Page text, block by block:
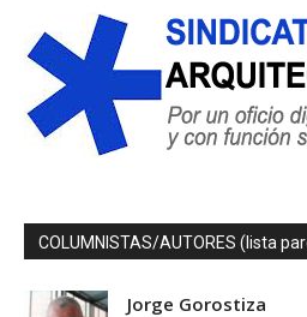
COLUMNISTAS/AUTORES (lista
Jorge Gorostiza